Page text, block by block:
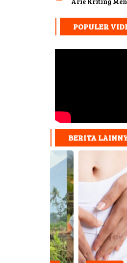
POPULER
BERITA